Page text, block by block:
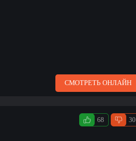
СМОТРЕТЬ ОНЛАЙН
68 30